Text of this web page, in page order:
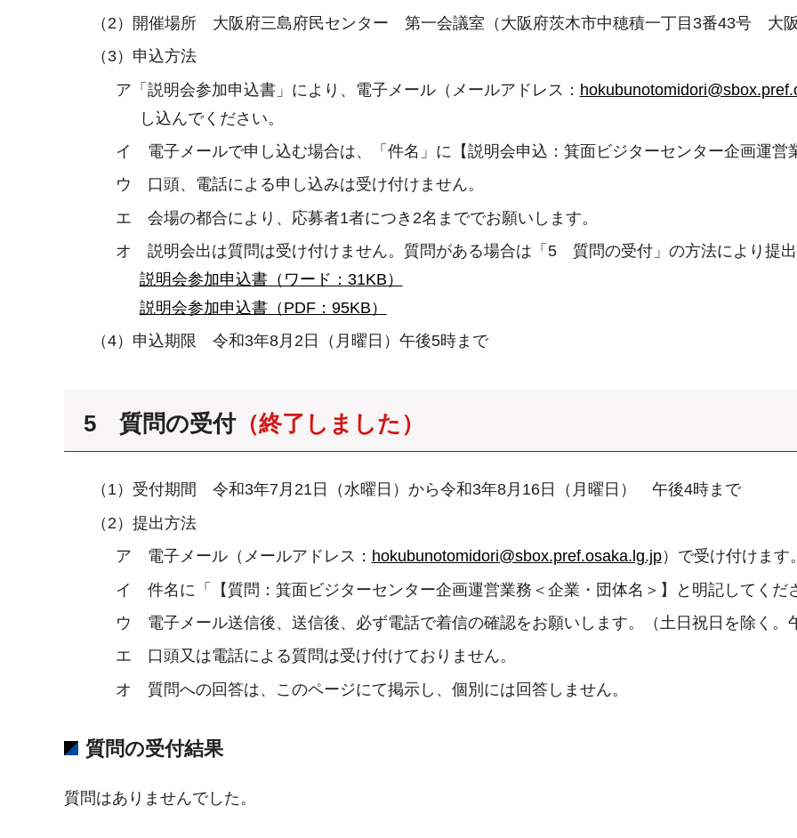
（2）開催場所 大阪府三島府民センター 第一会議室（大阪府茨木市中穂積一丁目3番43号 大
（3）申込方法
ア「説明会参加申込書」により、電子メール（メールアドレス：
し込んでください。
イ 電子メールで申し込む場合は、「件名」に【説明会申込：箕面ビジターセンター企画運営
ウ 口頭、電話による申し込みは受け付けません。
エ 会場の都合により、応募者1者につき2名まででお願いします。
オ 説明会出は質問は受け付けません。質問がある場合は「5 質問の受付」の方法により提出
説明会参加申込書（ワード：31KB）
説明会参加申込書（PDF：95KB）
（4）申込期限 令和3年8月2日（月曜日）午後5時まで
5 質問の受付（終了しました）
（1）受付期間 令和3年7月21日（水曜日）から令和3年8月16日（月曜日） 午後4時まで
（2）提出方法
ア 電子メール（メールアドレス： hokubunotomidori@sbox.pref.osaka.lg.jp）で受け付けます。
イ 件名に「【質問：箕面ビジターセンター企画運営業務＜企業・団体名＞】と明記してくだ
ウ 電子メール送信後、送信後、必ず電話で着信の確認をお願いします。（土日祝日を除く。
エ 口頭又は電話による質問は受け付けておりません。
オ 質問への回答は、このページにて掲示し、個別には回答しません。
質問の受付結果
質問はありませんでした。